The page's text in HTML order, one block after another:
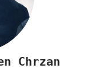
Chrzan